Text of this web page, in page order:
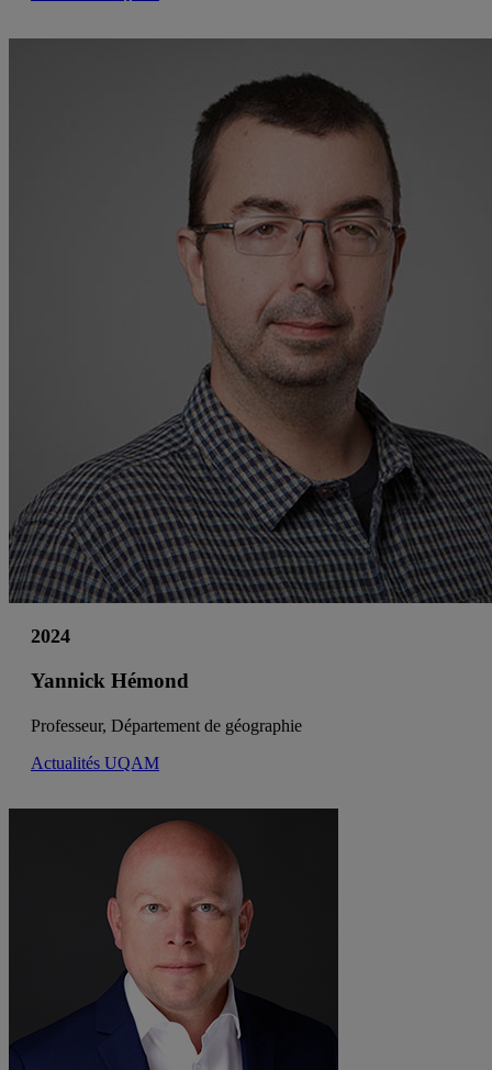
2024
Yannick Hémond
Professeur, Département de géographie
Actualités UQAM